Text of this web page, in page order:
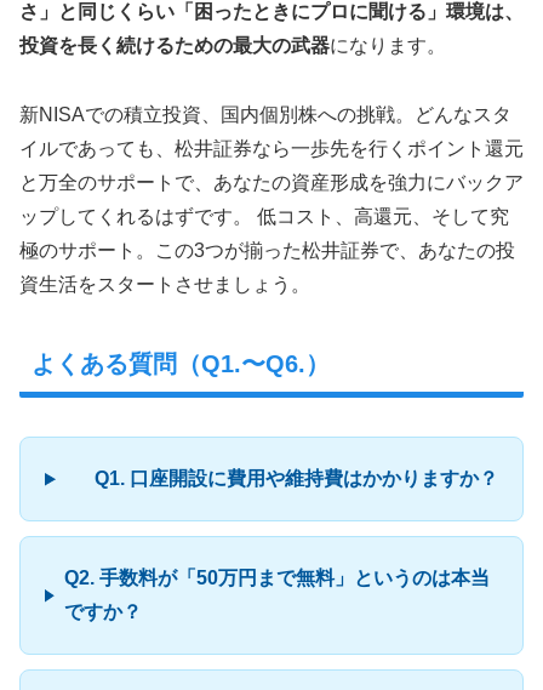
さ」と同じくらい「困ったときにプロに聞ける」環境は、
投資を長く続けるための最大の武器になります。
新NISAでの積立投資、国内個別株への挑戦。どんなスタ
イルであっても、松井証券なら一歩先を行くポイント還元
と万全のサポートで、あなたの資産形成を強力にバックア
ップしてくれるはずです。 低コスト、高還元、そして究
極のサポート。この3つが揃った松井証券で、あなたの投
資生活をスタートさせましょう。
よくある質問（Q1.〜Q6.）
Q1. 口座開設に費用や維持費はかかりますか？
Q2. 手数料が「50万円まで無料」というのは本当
ですか？